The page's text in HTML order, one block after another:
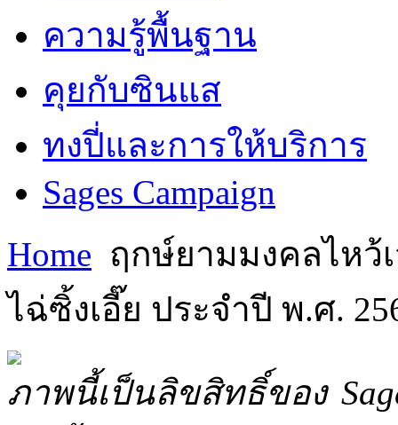
ความรู้พื้นฐาน
คุยกับซินแส
ทงปี่และการให้บริการ
Sages Campaign
Home ฤกษ์ยามมงคลไหว้
ไฉ่ซิ้งเอี๊ย ประจำปี พ.ศ.
ภาพนี้เป็นลิขสิทธิ์ของ